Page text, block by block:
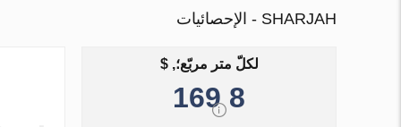
SHARJAH - الإحصائيات
لكلّ متر مربّع؛, $
8 169